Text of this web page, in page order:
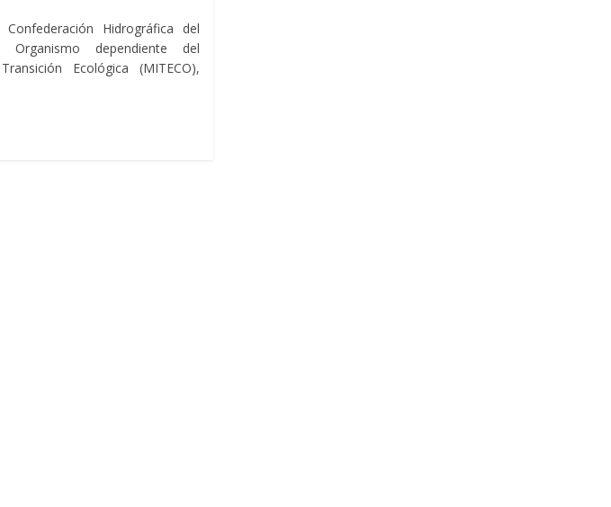
Hidrográfica del
Organismo dependiente del
Ecológica (MITECO),